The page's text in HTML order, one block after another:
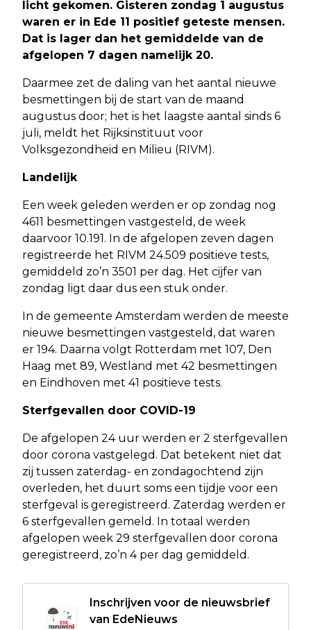
licht gekomen. Gisteren zondag 1 augustus
waren er in Ede 11 positief geteste mensen.
Dat is lager dan het gemiddelde van de
afgelopen 7 dagen namelijk 20.
Daarmee zet de daling van het aantal nieuwe
besmettingen bij de start van de maand
augustus door; het is het laagste aantal sinds 6
juli, meldt het Rijksinstituut voor
Volksgezondheid en Milieu (RIVM).
Landelijk
Een week geleden werden er op zondag nog
4611 besmettingen vastgesteld, de week
daarvoor 10.191. In de afgelopen zeven dagen
registreerde het RIVM 24.509 positieve tests,
gemiddeld zo’n 3501 per dag. Het cijfer van
zondag ligt daar dus een stuk onder.
In de gemeente Amsterdam werden de meeste
nieuwe besmettingen vastgesteld, dat waren
er 194. Daarna volgt Rotterdam met 107, Den
Haag met 89, Westland met 42 besmettingen
en Eindhoven met 41 positieve tests.
Sterfgevallen door COVID-19
De afgelopen 24 uur werden er 2 sterfgevallen
door corona vastgelegd. Dat betekent niet dat
zij tussen zaterdag- en zondagochtend zijn
overleden, het duurt soms een tijdje voor een
sterfgeval is geregistreerd. Zaterdag werden er
6 sterfgevallen gemeld. In totaal werden
afgelopen week 29 sterfgevallen door corona
geregistreerd, zo’n 4 per dag gemiddeld.
Inschrijven voor de nieuwsbrief
van EdeNieuws